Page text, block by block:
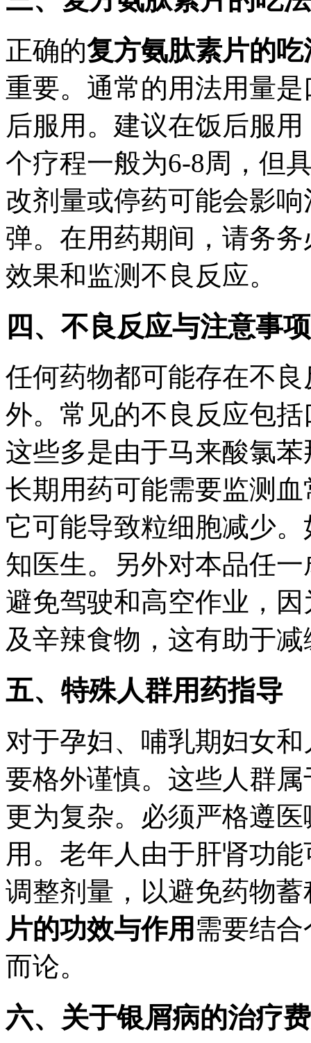
正确的复方氨肽素片的吃
重要。通常的用法用量
后服用。建议在饭后服
个疗程一般为6-8周，但
改剂量或停药可能会影
弹。在用药期间，请务
效果和监测不良反应。
四、不良反应与注意事项
任何药物都可能存在不
外。常见的不良反应包
这些多是由于马来酸氯
长期用药可能需要监测
它可能导致粒细胞减少
知医生。另外对本品任
避免驾驶和高空作业，
及辛辣食物，这有助于
五、特殊人群用药指导
对于孕妇、哺乳期妇女
要格外谨慎。这些人群
更为复杂。必须严格遵
用。老年人由于肝肾功
调整剂量，以避免药物
片的功效与作用 需要结
而论。
六、关于银屑病的治疗